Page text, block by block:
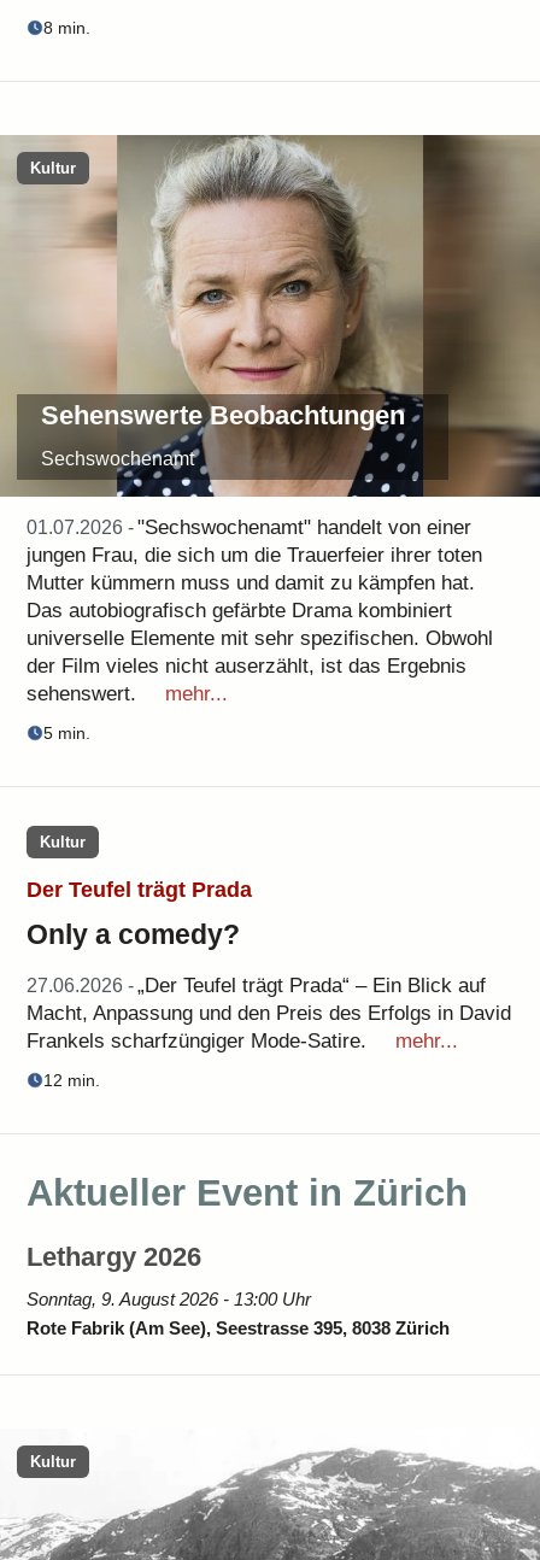
8 min.
Kultur
Sehenswerte Beobachtungen
Sechswochenamt
01.07.2026 -"Sechswochenamt" handelt von einer
jungen Frau, die sich um die Trauerfeier ihrer toten
Mutter kümmern muss und damit zu kämpfen hat.
Das autobiografisch gefärbte Drama kombiniert
universelle Elemente mit sehr spezifischen. Obwohl
der Film vieles nicht auserzählt, ist das Ergebnis
sehenswert.
mehr...
5 min.
Kultur
Der Teufel trägt Prada
Only a comedy?
27.06.2026 -„Der Teufel trägt Prada“ – Ein Blick auf
Macht, Anpassung und den Preis des Erfolgs in David
Frankels scharfzüngiger Mode-Satire.
mehr...
12 min.
Aktueller Event in Zürich
Lethargy 2026
Sonntag, 9. August 2026 - 13:00 Uhr
Rote Fabrik (Am See), Seestrasse 395, 8038 Zürich
Kultur